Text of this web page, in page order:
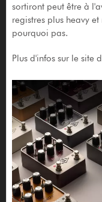
sortiront peut être à
registres plus heavy
pourquoi pas.
Plus d'infos sur le site